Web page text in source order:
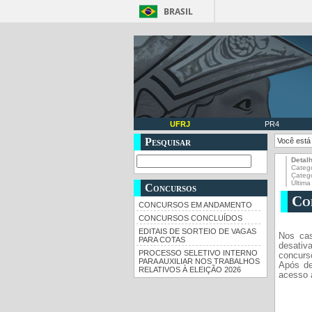
BRASIL
UFRJ PR4
Pesquisar
Concursos
CONCURSOS EM ANDAMENTO
CONCURSOS CONCLUÍDOS
EDITAIS DE SORTEIO DE VAGAS
PARA COTAS
PROCESSO SELETIVO INTERNO
PARA AUXILIAR NOS TRABALHOS
RELATIVOS À ELEIÇÃO 2026
Você
Nos
Após
acesso